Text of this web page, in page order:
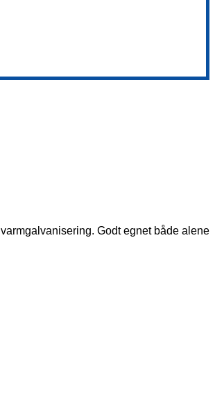
Godt egnet både alene